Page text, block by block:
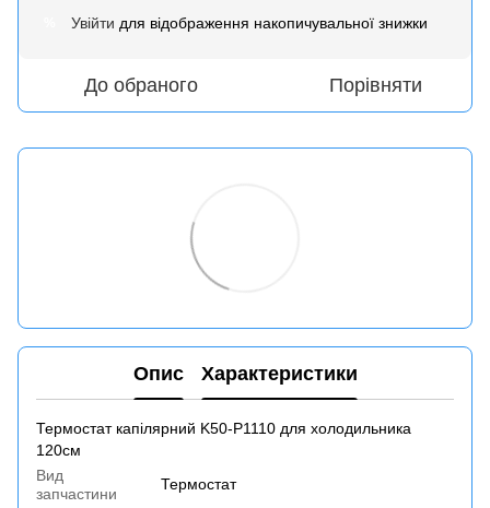
Увійти для відображення накопичувальної знижки
До обраного Порівняти
Опис Характеристики
Термостат капілярний K50-P1110 для холодильника
120см
Вид
запчастини
Термостат